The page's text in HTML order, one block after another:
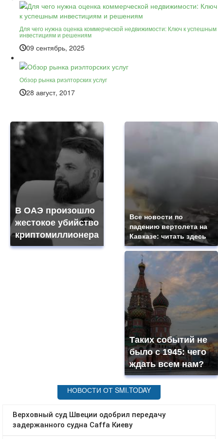
Для чего нужна оценка коммерческой недвижимости: Ключ к успешным
инвестициям и решениям
09 сентябрь, 2025
Обзор рынка риэлторских услуг
28 август, 2017
В ОАЭ произошло
жестокое убийство
криптомиллионера
Все новости по
падению вертолета на
Кавказе: читать здесь
Таких событий не
было с 1945: чего
ждать всем нам?